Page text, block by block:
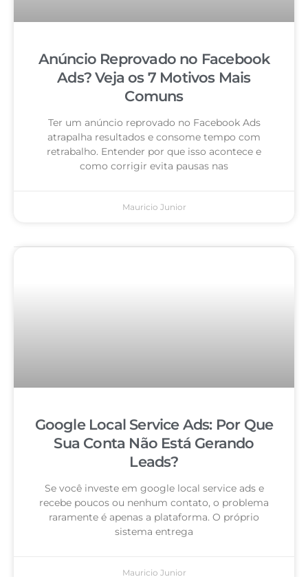
Anúncio Reprovado no Facebook
Ads? Veja os 7 Motivos Mais
Comuns
Ter um anúncio reprovado no Facebook Ads
atrapalha resultados e consome tempo com
retrabalho. Entender por que isso acontece e
como corrigir evita pausas nas
Mauricio Junior
Google Local Service Ads: Por Que
Sua Conta Não Está Gerando
Leads?
Se você investe em google local service ads e
recebe poucos ou nenhum contato, o problema
raramente é apenas a plataforma. O próprio
sistema entrega
Mauricio Junior